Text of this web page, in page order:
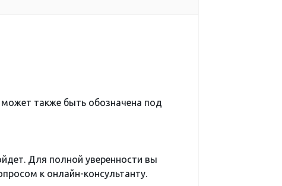
также быть обозначена под
Для полной уверенности вы
к онлайн-консультанту.